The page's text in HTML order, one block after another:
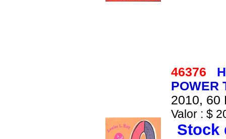
46376
POWER
2010, 60
Valor : $
Stock